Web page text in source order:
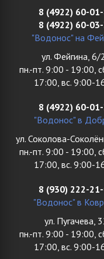
8 (4922) 60-
8 (4922) 60-
"Водонос" на
ул. Фейгина, 6/
пн.-пт. 9:00 - 19:00,
17:00, вс. 9:00-
8 (4922) 60-
"Водонос" в
ул. Соколова-
пн.-пт. 9:00 - 19:00,
17:00, вс. 9:00-
8 (930) 222-
"Водонос" в
ул. Пугачева,
пн.-пт. 9:00 - 19:00,
17:00, вс. 9:00-